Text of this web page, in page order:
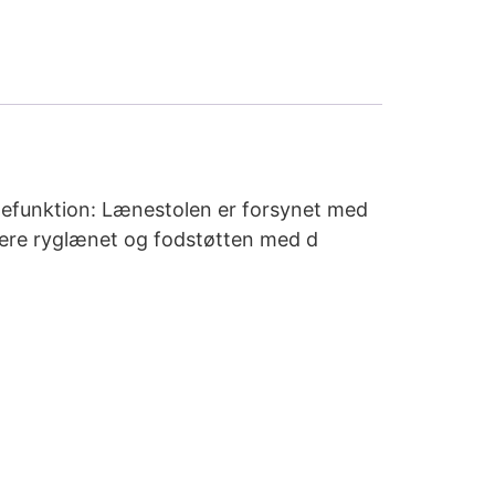
Lænestolen er forsynet med
ryglænet og fodstøtten med d